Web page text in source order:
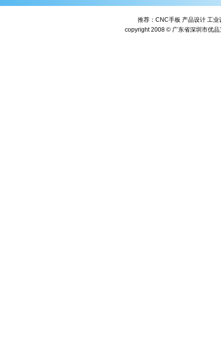
推荐： CNC手板 产品设计 工业
copyright 2008 © 广东省深圳市优